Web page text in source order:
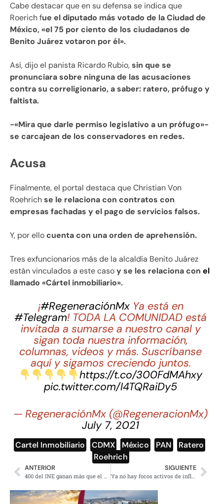
Cabe destacar que en su defensa se indica que
Roerich fue el diputado más votado de la Ciudad de
México, «el 75 por ciento de los ciudadanos de
Benito Juárez votaron por él».
Así, dijo el panista Ricardo Rubio,sin que se
pronunciara sobre ninguna de las acusaciones
contra su correligionario, a saber: ratero, prófugo y
faltista.
-«Mira que darle permiso legislativo a un prófugo»-
se carcajean de los conservadores en redes.
Acusa
Finalmente, el portal destaca que Christian Von
Roehrichse le relaciona con contratos con
empresas fachadas y el pago de servicios falsos.
Y, por ellocuenta con una orden de aprehensión.
Tres exfuncionarios más de la alcaldía Benito Juárez
están vinculados a este casoy se les relaciona con el
llamado «Cártel inmobiliario».
¡#RegeneraciónMxYa está en
#Telegram! TODA LA COMUNIDAD está
invitada a sumarse a nuestro canal y
sigan toda nuestra información,
columnas, videos y más. Suscríbanse
aquí y sigamos creciendo juntos.
https://t.co/300FdMAhxy
pic.twitter.com/I4TQRaiDy5
— RegeneraciónMx (@RegeneracionMx)
July 7, 2021
Cartel Inmobiliario CDMX México PAN Ratero
Roehrich
ANTERIOR
400 del INE ganan más que el presidente al amparo de la Suprema Corte
SIGUIENTE
Ya no hay focos activos de influenza aviar de alta patogenicidad AH5N1